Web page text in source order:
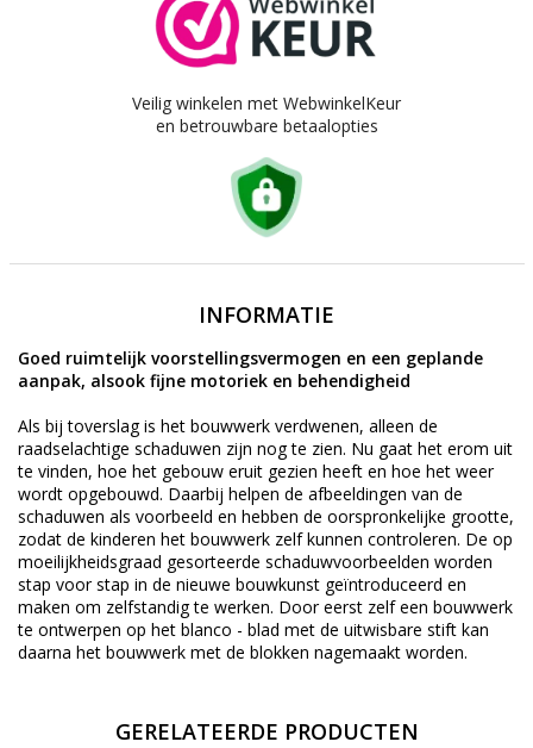
Veilig winkelen met WebwinkelKeur
en betrouwbare betaalopties
INFORMATIE
Goed ruimtelijk voorstellingsvermogen en een geplande
aanpak, alsook fijne motoriek en behendigheid
Als bij toverslag is het bouwwerk verdwenen, alleen de
raadselachtige schaduwen zijn nog te zien. Nu gaat het erom uit
te vinden, hoe het gebouw eruit gezien heeft en hoe het weer
wordt opgebouwd. Daarbij helpen de afbeeldingen van de
schaduwen als voorbeeld en hebben de oorspronkelijke grootte,
zodat de kinderen het bouwwerk zelf kunnen controleren. De op
moeilijkheidsgraad gesorteerde schaduwvoorbeelden worden
stap voor stap in de nieuwe bouwkunst geïntroduceerd en
maken om zelfstandig te werken. Door eerst zelf een bouwwerk
te ontwerpen op het blanco - blad met de uitwisbare stift kan
daarna het bouwwerk met de blokken nagemaakt worden.
GERELATEERDE PRODUCTEN